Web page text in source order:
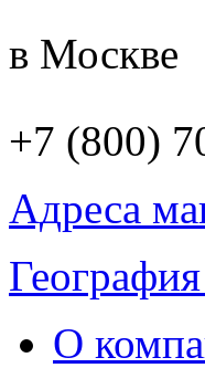
в Москве
+7 (800)
Адреса
О